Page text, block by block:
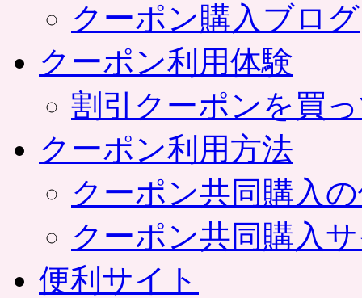
クーポン購入ブログ
クーポン利用体験
割引クーポンを買
クーポン利用方法
クーポン共同購入
クーポン共同購入
便利サイト